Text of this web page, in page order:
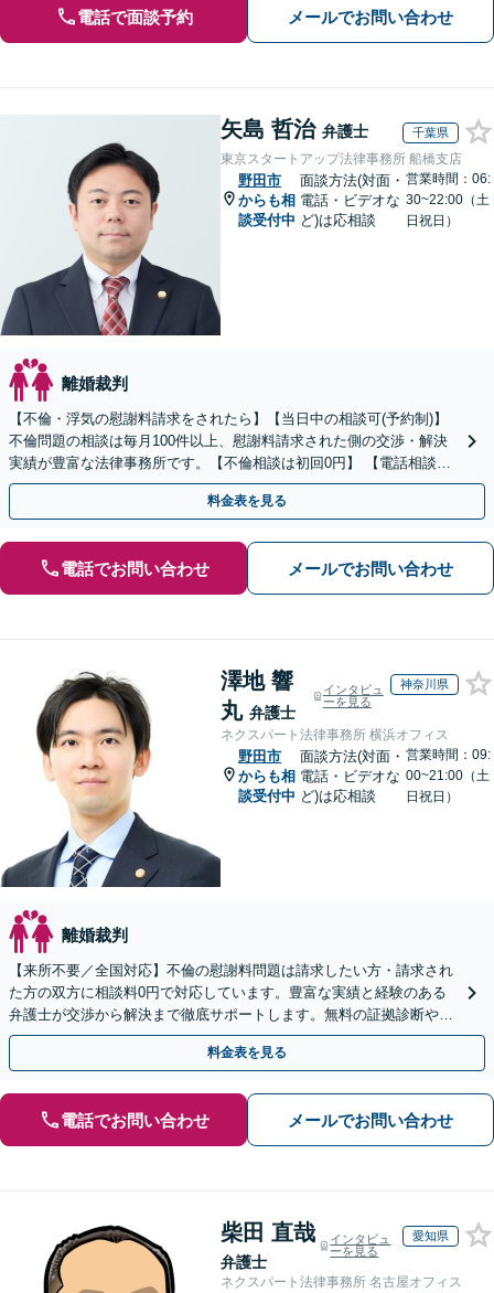
電話で面談予約 メールでお問い合わせ
矢島 哲治 弁護士 千葉県
東京スタートアップ法律事務所 船橋支店
野田市
からも相
談受付中
面談方法(対面・
電話・ビデオな
ど)は応相談
営業時間：06:
30~22:00（土
日祝日）
離婚裁判
【不倫・浮気の慰謝料請求をされたら】【当日中の相談可(予約制)】
不倫問題の相談は毎月100件以上、慰謝料請求された側の交渉・解決
実績が豊富な法律事務所です。【不倫相談は初回0円】 【電話相談で
ご契約まで対応可/来所不要】
料金表を見る
電話でお問い合わせ メールでお問い合わせ
澤地 響
丸 弁護士
インタビュ
ーを見る
神奈川県
ネクスパート法律事務所 横浜オフィス
野田市
からも相
談受付中
面談方法(対面・
電話・ビデオな
ど)は応相談
営業時間：09:
00~21:00（土
日祝日）
離婚裁判
【来所不要／全国対応】不倫の慰謝料問題は請求したい方・請求され
た方の双方に相談料0円で対応しています。豊富な実績と経験のある
弁護士が交渉から解決まで徹底サポートします。無料の証拠診断や着
手金の返還保証もありますので安心してご相談ください。
料金表を見る
電話でお問い合わせ メールでお問い合わせ
柴田 直哉
弁護士
インタビュ
ーを見る
愛知県
ネクスパート法律事務所 名古屋オフィス